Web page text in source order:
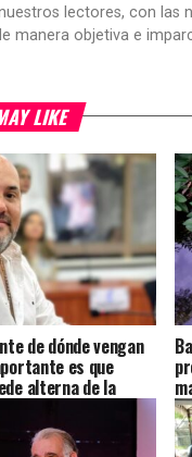
lectores, con las
manera objetiva e
LIKE
de dónde vengan
es que
alterna de la
Jabba